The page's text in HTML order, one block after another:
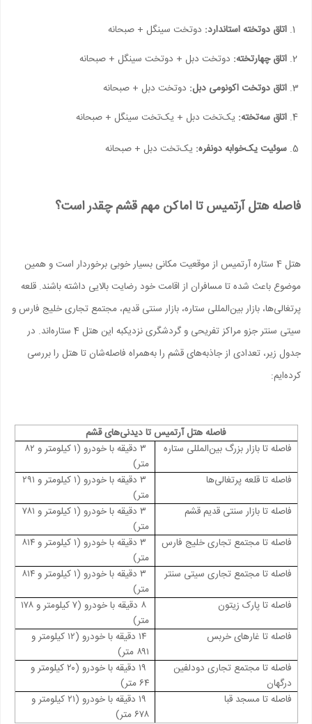
اتاق دوتخته استاندارد: دوتخت سینگل + صبحانه
اتاق چهارتخته: دوتخت دبل + دوتخت سینگل + صبحانه
اتاق دوتخت اکونومی دبل: دوتخت دبل + صبحانه
اتاق سه‌تخته: یک‌تخت دبل + یک‌تخت سینگل + صبحانه
سوئیت یک‌خوابه دونفره: یک‌تخت دبل + صبحانه
فاصله هتل آرتمیس تا اماکن مهم قشم چقدر است؟
هتل 4 ستاره آرتمیس از موقعیت مکانی بسیار خوبی برخوردار است و همین
موضوع باعث شده تا مسافران از اقامت خود رضایت بالایی داشته باشند. قلعه
پرتغالی‌ها، بازار بین‌المللی ستاره، بازار سنتی قدیم، مجتمع تجاری خلیج فارس و
سیتی سنتر جزو مراکز تفریحی و گردشگری نزدیک‎به این هتل 4 ستاره‌اند. در
جدول زیر، تعدادی از جاذبه‌های قشم را به‌همراه فاصله‌شان تا هتل را بررسی
کرده‌ایم:
فاصله هتل آرتمیس تا دیدنی‌های قشم
فاصله تا بازار بزرگ بین‌المللی ستاره
۳ دقیقه با خودرو (۱ کیلومتر و ۸۲
متر)
فاصله تا قلعه پرتغالی‌ها
۳ دقیقه با خودرو (۱ کیلومتر و ۲۹۱
متر)
فاصله تا بازار سنتی قدیم قشم
۳ دقیقه با خودرو (۱ کیلومتر و ۷۸۱
متر)
فاصله تا مجتمع تجاری خلیج فارس
۳ دقیقه با خودرو (۱ کیلومتر و ۸۱۴
متر)
فاصله تا مجتمع تجاری سیتی سنتر
۳ دقیقه با خودرو (۱ کیلومتر و ۸۱۴
متر)
فاصله تا پارک زیتون
۸ دقیقه با خودرو (۷ کیلومتر و ۱۷۸
متر)
فاصله تا غارهای خربس
۱۴ دقیقه با خودرو (۱۲ کیلومتر و
۸۹۱ متر)
فاصله تا مجتمع تجاری دودلفین
درگهان
۱۹ دقیقه با خودرو (۲۰ کیلومتر و
۶۴ متر)
فاصله تا مسجد قبا
۱۹ دقیقه با خودرو (۲۱ کیلومتر و
۶۷۸ متر)